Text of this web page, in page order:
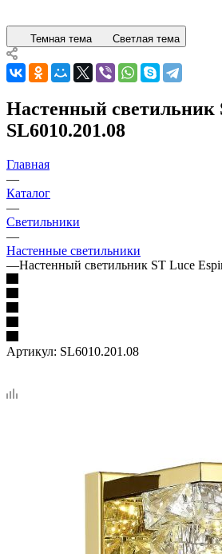
Темная тема Светлая тема
Настенный светильник
SL6010.201.08
Главная
—
Каталог
—
Светильники
—
Настенные светильники
—Настенный светильник ST Luce
Артикул: SL6010.201.08